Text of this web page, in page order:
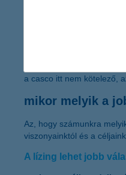
a casco itt nem kötelező,
mikor melyik a
Az, hogy számunkra
viszonyainktól és a
A lízing lehet jobb